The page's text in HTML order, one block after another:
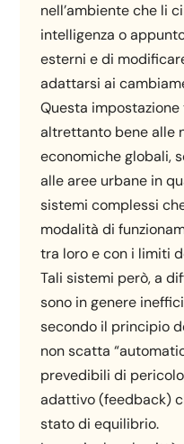
nell’ambiente che li
intelligenza o
esterni e di
adattarsi ai
Questa
altrettanto bene alle
economiche globali,
alle aree urbane in
sistemi complessi
modalità di
tra loro e con i limiti
Tali sistemi però, a
sono in genere
secondo il principio
non scatta
prevedibili di
adattivo (feedback)
stato di equilibrio.